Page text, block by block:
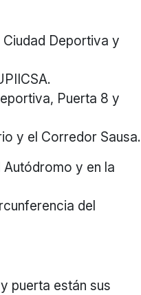
Deportiva y
Puerta 8 y
y el Corredor Sausa.
Autódromo y en la
del
puerta están sus